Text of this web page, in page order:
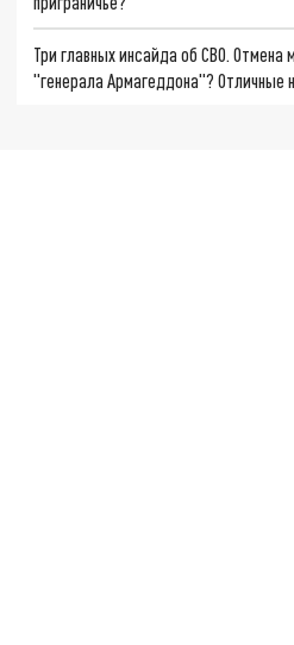
Три главных инсайда об СВО. Отмена
"генерала Армагеддона"? Отличные